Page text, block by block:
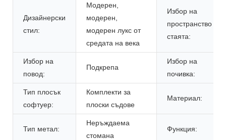
Дизайнерски
стил:
Модерен,
модерен,
модерен лукс от
средата на века
Избор на
пространство в
стаята:
Избор на
повод:
Подкрепа
Избор на
почивка:
Тип плосък
софтуер:
Комплекти за
плоски съдове
Материал:
Тип метал:
Неръждаема
стомана
Функция: